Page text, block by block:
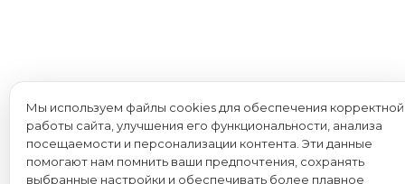
Мы используем файлы cookies для обеспечения корректной
работы сайта, улучшения его функциональности, анализа
посещаемости и персонализации контента. Эти данные
помогают нам помнить ваши предпочтения, сохранять
выбранные настройки и обеспечивать более плавное